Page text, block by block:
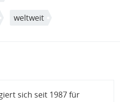
weltweit
sich seit 1987 für